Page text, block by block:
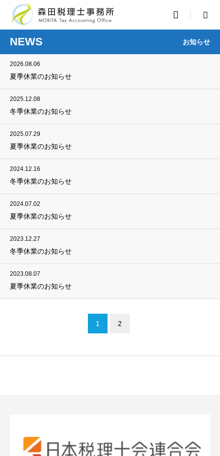

NEWS お知らせ
2026.08.06
夏季休業のお知らせ
2025.12.08
冬季休業のお知らせ
2025.07.29
夏季休業のお知らせ
2024.12.16
冬季休業のお知らせ
2024.07.02
夏季休業のお知らせ
2023.12.27
冬季休業のお知らせ
2023.08.07
夏季休業のお知らせ
1 2